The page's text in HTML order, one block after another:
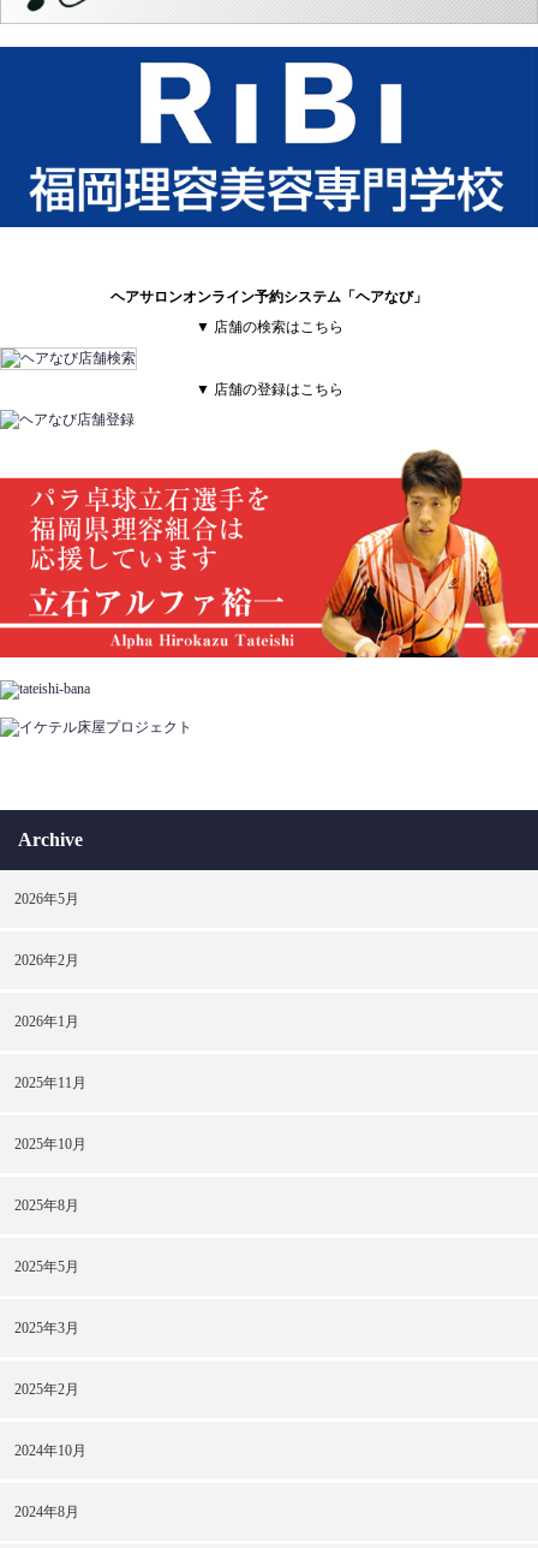
ヘアサロンオンライン予約システム「ヘアなび」
▼ 店舗の検索はこちら
▼ 店舗の登録はこちら
Archive
2026年5月
2026年2月
2026年1月
2025年11月
2025年10月
2025年8月
2025年5月
2025年3月
2025年2月
2024年10月
2024年8月